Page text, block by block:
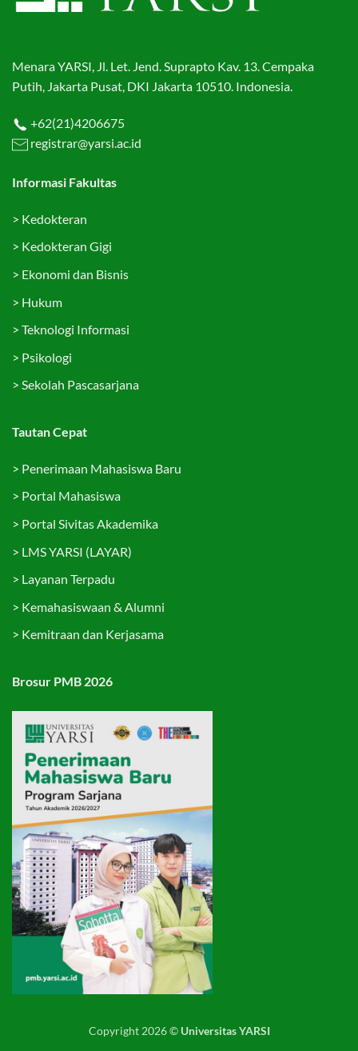
Menara YARSI, Jl. Let. Jend. Suprapto Kav. 13. Cempaka
Putih, Jakarta Pusat, DKI Jakarta 10510. Indonesia.
+62(21)4206675
registrar@yarsi.ac.id
Informasi Fakultas
> Kedokteran
> Kedokteran Gigi
> Ekonomi dan Bisnis
> Hukum
> Teknologi Informasi
> Psikologi
> Sekolah Pascasarjana
Tautan Cepat
> Penerimaan Mahasiswa Baru
> Portal Mahasiswa
> Portal Sivitas Akademika
> LMS YARSI (LAYAR)
> Layanan Terpadu
> Kemahasiswaan & Alumni
> Kemitraan dan Kerjasama
Brosur PMB 2026
Copyright 2026 © Universitas YARSI